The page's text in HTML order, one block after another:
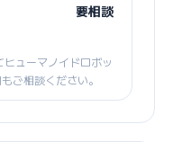
要相談
ューマノイドロボッ
ご相談ください。